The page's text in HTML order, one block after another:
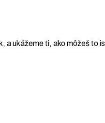
a ukážeme ti, ako môžeš to